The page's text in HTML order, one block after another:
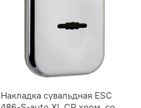
Накладка сувальдная ESC